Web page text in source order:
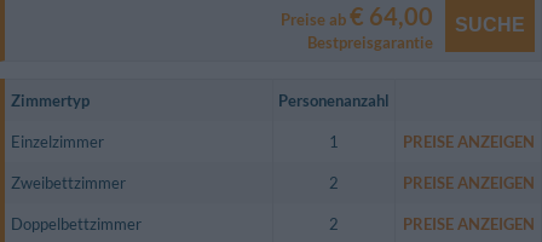
Preise ab€ 64,00
Bestpreisgarantie
SUCHE
Zimmertyp Personenanzahl
Einzelzimmer 1 PREISE ANZEIGEN
Zweibettzimmer 2 PREISE ANZEIGEN
Doppelbettzimmer 2 PREISE ANZEIGEN